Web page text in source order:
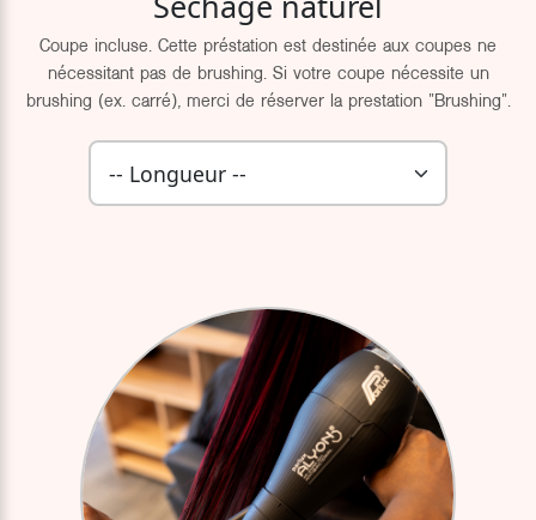
Coupe incluse. Cette préstation est destinée aux coupes ne
nécessitant pas de brushing. Si votre coupe nécessite un
brushing (ex. carré), merci de réserver la prestation "Brushing".